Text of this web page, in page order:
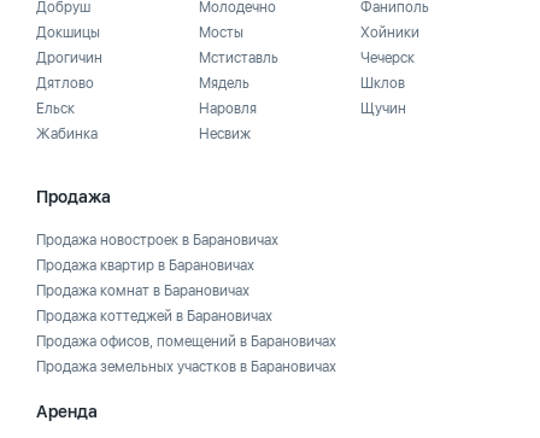
Добруш
Докшицы
Дрогичин
Дятлово
Ельск
Жабинка
Молодечно
Мосты
Мстиставль
Мядель
Наровля
Несвиж
Фаниполь
Хойники
Чечерск
Шклов
Щучин
Продажа
Продажа новостроек в Барановичах
Продажа квартир в Барановичах
Продажа комнат в Барановичах
Продажа коттеджей в Барановичах
Продажа офисов, помещений в Барановичах
Продажа земельных участков в Барановичах
Аренда